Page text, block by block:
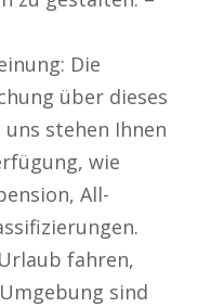
Die
über dieses
stehen Ihnen
wie
All-
fahren,
sind